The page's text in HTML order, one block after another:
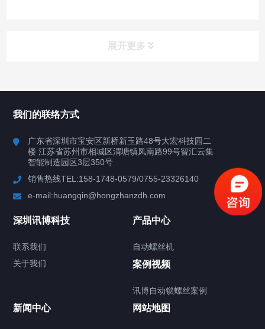
展开更多
行业案例
联系我们
关于我们
我们的联络方式
广东省深圳市宝安区新桥新玉路48号大宏科技园二
楼 江苏省苏州市相城区渭塘镇凤南路99号智汇云集
智能制造园区3层350号
销售热线TEL:158-1748-0579/0755-23326140
e-mail:huangqin@hongzhanzdh.com
深圳讯博科技
联系我们
关于我们
产品中心
自动螺丝机
案例视频
讯博自动锁螺丝案例
新闻中心 网站地图